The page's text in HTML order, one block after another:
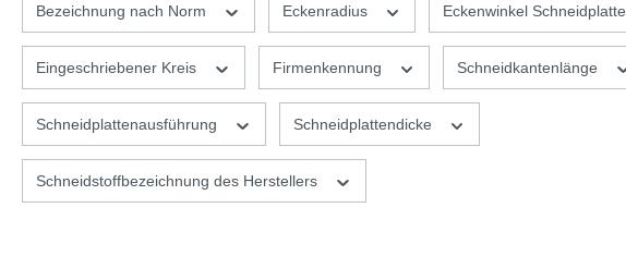
Bezeichnung nach Norm Eckenradius Eckenwinkel Schneidplatte
Eingeschriebener Kreis Firmenkennung Schneidkantenlänge
Schneidplattenausführung Schneidplattendicke
Schneidstoffbezeichnung des Herstellers